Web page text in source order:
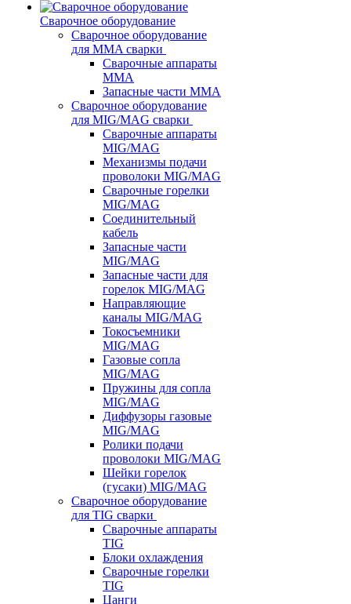
Сварочное оборудование
Сварочное оборудование
для MMA сварки
Сварочные аппараты
MMA
Запасные части MMA
Сварочное оборудование
для MIG/MAG сварки
Сварочные аппараты
MIG/MAG
Механизмы подачи
проволоки MIG/MAG
Сварочные горелки
MIG/MAG
Соединительный
кабель
Запасные части
MIG/MAG
Запасные части для
горелок MIG/MAG
Направляющие
каналы MIG/MAG
Токосъемники
MIG/MAG
Газовые сопла
MIG/MAG
Пружины для сопла
MIG/MAG
Диффузоры газовые
MIG/MAG
Ролики подачи
проволоки MIG/MAG
Шейки горелок
(гусаки) MIG/MAG
Сварочное оборудование
для TIG сварки
Сварочные аппараты
TIG
Блоки охлаждения
Сварочные горелки
TIG
Цанги